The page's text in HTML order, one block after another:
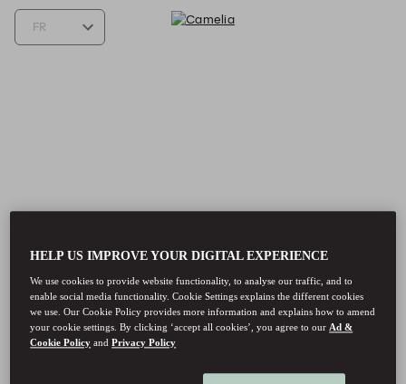
HELP US IMPROVE YOUR DIGITAL EXPERIENCE
We use cookies to provide website functionality, to analyse our traffic, and to
enable social media functionality. Cookie Settings explains the different cookies
we use. Our Cookie Policy provides more information and explains how to amend
your cookie settings. By clicking ‘accept all cookies’, you agree to ourAd &
Cookie Policy andPrivacy Policy